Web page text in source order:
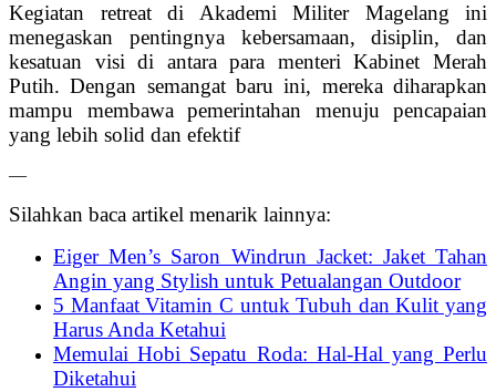
Kegiatan retreat di Akademi Militer Magelang ini
menegaskan pentingnya kebersamaan, disiplin, dan
kesatuan visi di antara para menteri Kabinet Merah
Putih. Dengan semangat baru ini, mereka diharapkan
mampu membawa pemerintahan menuju pencapaian
yang lebih solid dan efektif
—
Silahkan baca artikel menarik lainnya:
Eiger Men’s Saron Windrun Jacket: Jaket Tahan
Angin yang Stylish untuk Petualangan Outdoor
5 Manfaat Vitamin C untuk Tubuh dan Kulit yang
Harus Anda Ketahui
Memulai Hobi Sepatu Roda: Hal-Hal yang Perlu
Diketahui